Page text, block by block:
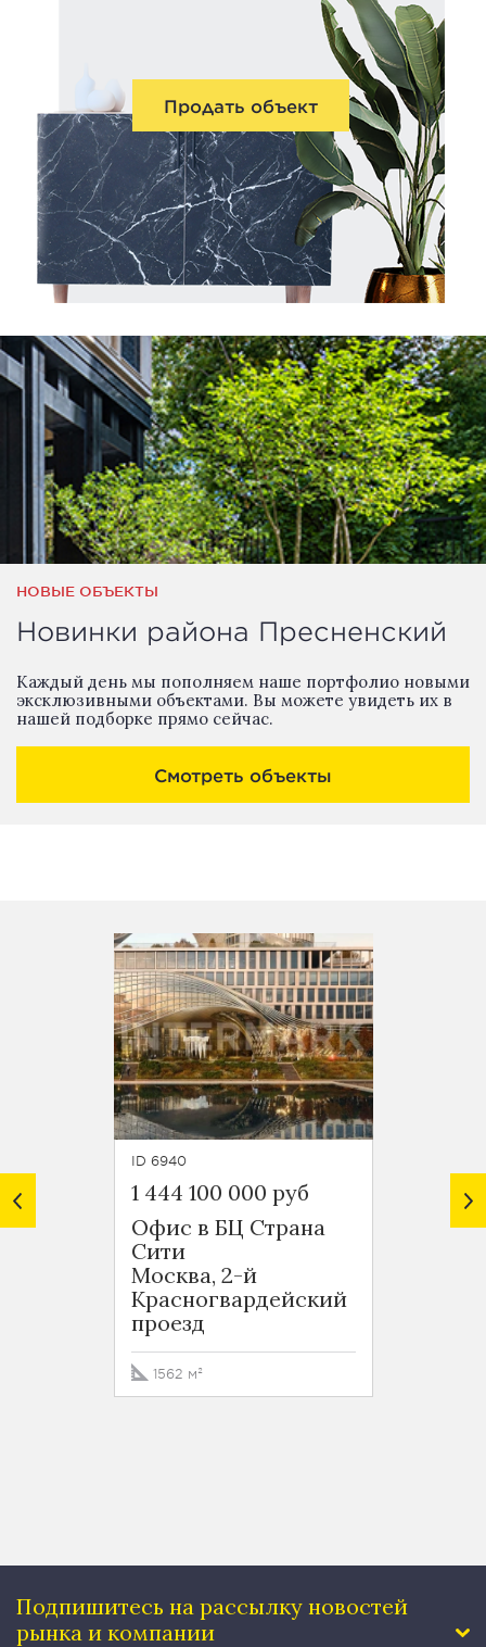
Продать объект
НОВЫЕ ОБЪЕКТЫ
Новинки района Пресненский
Каждый день мы пополняем наше портфолио новыми
эксклюзивными объектами. Вы можете увидеть их в
нашей подборке прямо сейчас.
Смотреть объекты
ID 6940
1 444 100 000 руб
Офис в БЦ Страна
Сити
Москва, 2-й
Красногвардейский
проезд
1562 м²
1
Подпишитесь на рассылку новостей
рынка и компании